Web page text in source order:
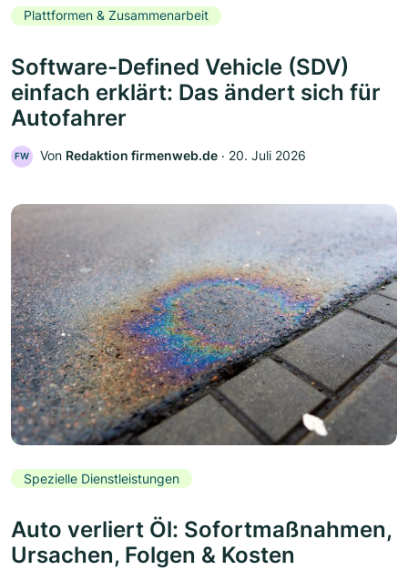
Plattformen & Zusammenarbeit
Software-Defined Vehicle (SDV)
einfach erklärt: Das ändert sich für
Autofahrer
FW Von Redaktion firmenweb.de ‧ 20. Juli 2026
Spezielle Dienstleistungen
Auto verliert Öl: Sofortmaßnahmen,
Ursachen, Folgen & Kosten